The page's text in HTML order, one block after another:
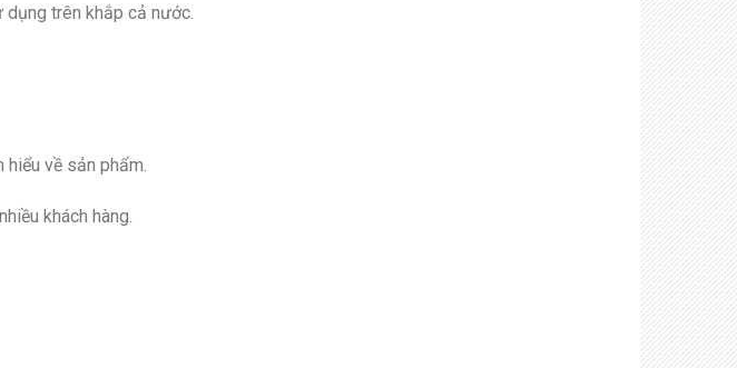
trên khắp cả nước.
hiểu về sản phẩm.
khách hàng.